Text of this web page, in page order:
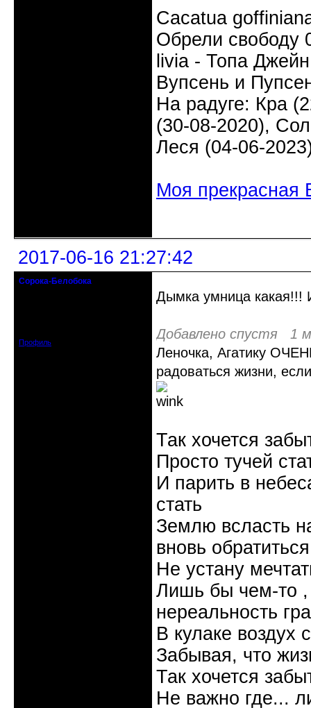
Cacatua
Обрели свободу
livia - Топа
Вупсень и
На радуге: Кра
(30-08-2020),
Леся (04-06-
Моя прекрасная
2017-06-16 21:27:42
Сорока-Белобока
Профиль
Дымка умница какая!!!
Добавлено спустя 1
Леночка, Агатику
радоваться жизни,
Так хочется
Просто тучей
И парить в
стать
Землю всласть
вновь обратиться
Не устану
Лишь бы чем-то ,
нереальность
В кулаке
Забывая, что
Так хочется
Не важно где...